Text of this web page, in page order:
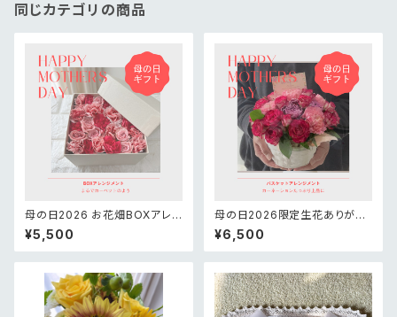
同じカテゴリの商品
母の日2026 お花畑BOXアレン
ジメント
¥5,500
母の日2026限定生花ありがと
うの花かごアレンジメント
¥6,500